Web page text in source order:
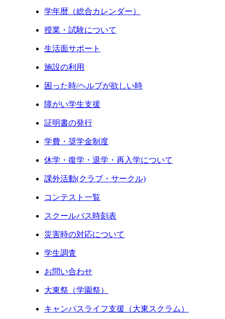
学年暦（総合カレンダー）
授業・試験について
生活面サポート
施設の利用
困った時/ヘルプが欲しい時
障がい学生支援
証明書の発行
学費・奨学金制度
休学・復学・退学・再入学について
課外活動(クラブ・サークル)
コンテスト一覧
スクールバス時刻表
災害時の対応について
学生調査
お問い合わせ
大東祭（学園祭）
キャンパスライフ支援（大東スクラム）